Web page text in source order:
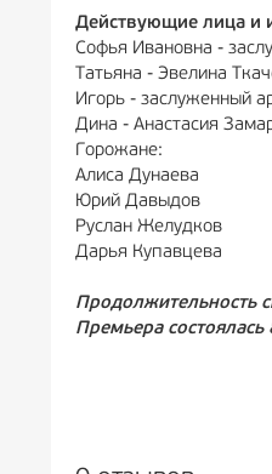
Действующие лица и
Софья Ивановна -
Татьяна - Эвелина
Игорь - заслуженный
Дина - Анастасия
Горожане:
Алиса Дунаева
Юрий Давыдов
Руслан Желудков
Дарья Купавцева
Продолжительность
Премьера